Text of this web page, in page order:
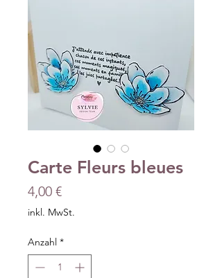
Carte Fleurs bleues
4,00 €Preis
inkl. MwSt.
Anzahl *